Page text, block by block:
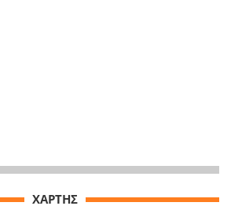
ΧΑΡΤΗΣ